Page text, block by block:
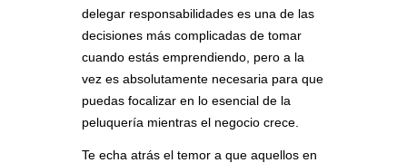
delegar responsabilidades es una de las
decisiones más complicadas de tomar
cuando estás emprendiendo, pero a la
vez es absolutamente necesaria para que
puedas focalizar en lo esencial de la
peluquería mientras el negocio crece.
Te echa atrás el temor a que aquellos en